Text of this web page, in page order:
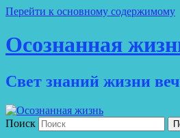
Перейти к основному содержимому
Осознанная
Свет знаний жизни
Поиск